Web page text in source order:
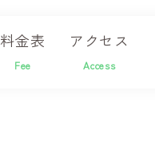
料金表
Fee
アクセス
Access